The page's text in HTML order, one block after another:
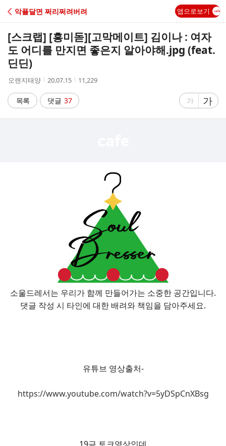
C
A
악플달면 쩌리쩌려버려 앱으로보기
[스크랩] [흥미돋][고막메이트] 김이나 : 여자
도 어디를 만지면 좋은지 알아야해.jpg (feat.
딘딘)
작
자
오랜지태양
작
시
간
20.07.15
조
수
11,229
목록 댓글 37
글
가
글
자
가
소울드레서는 우리가 함께 만들어가는 소중한 공간입니다.
댓글 작성 시 타인에 대한 배려와 책임을 담아주세요.
유튜브 영상출처-
https://www.youtube.com/watch?v=5yDSpCnXBsg